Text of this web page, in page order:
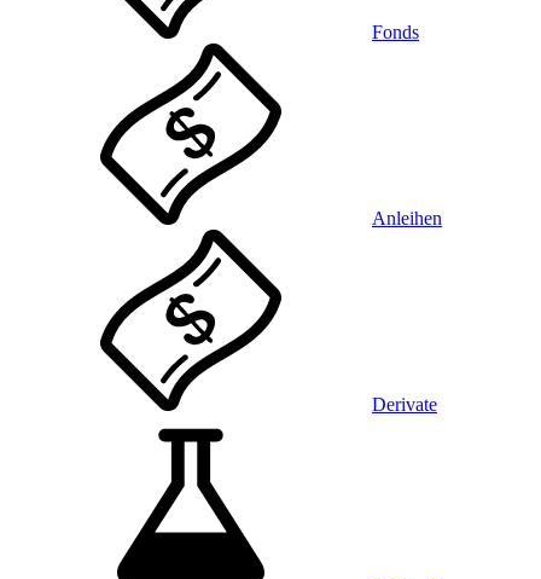
Fonds
Anleihen
Derivate